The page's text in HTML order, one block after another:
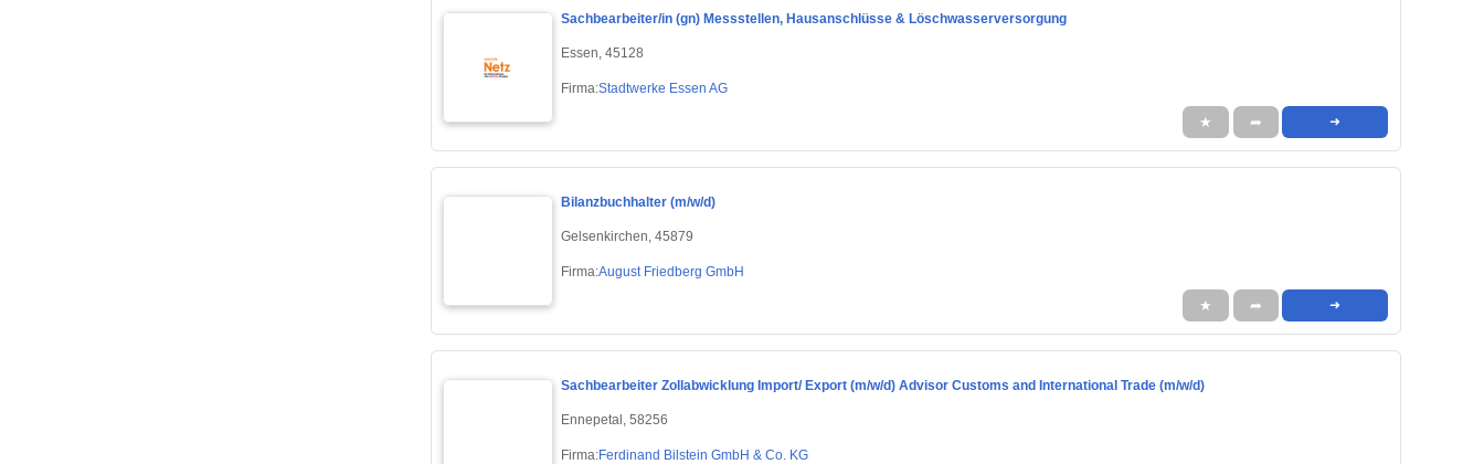
Sachbearbeiter/in (gn) Messstellen, Hausanschlüsse & Löschwasserversorgung
Essen, 45128
Firma:Stadtwerke Essen AG
★ ➦ ➜
Bilanzbuchhalter (m/w/d)
Gelsenkirchen, 45879
Firma:August Friedberg GmbH
★ ➦ ➜
Sachbearbeiter Zollabwicklung Import/ Export (m/w/d) Advisor Customs and International Trade (m/w/d)
Ennepetal, 58256
Firma:Ferdinand Bilstein GmbH & Co. KG